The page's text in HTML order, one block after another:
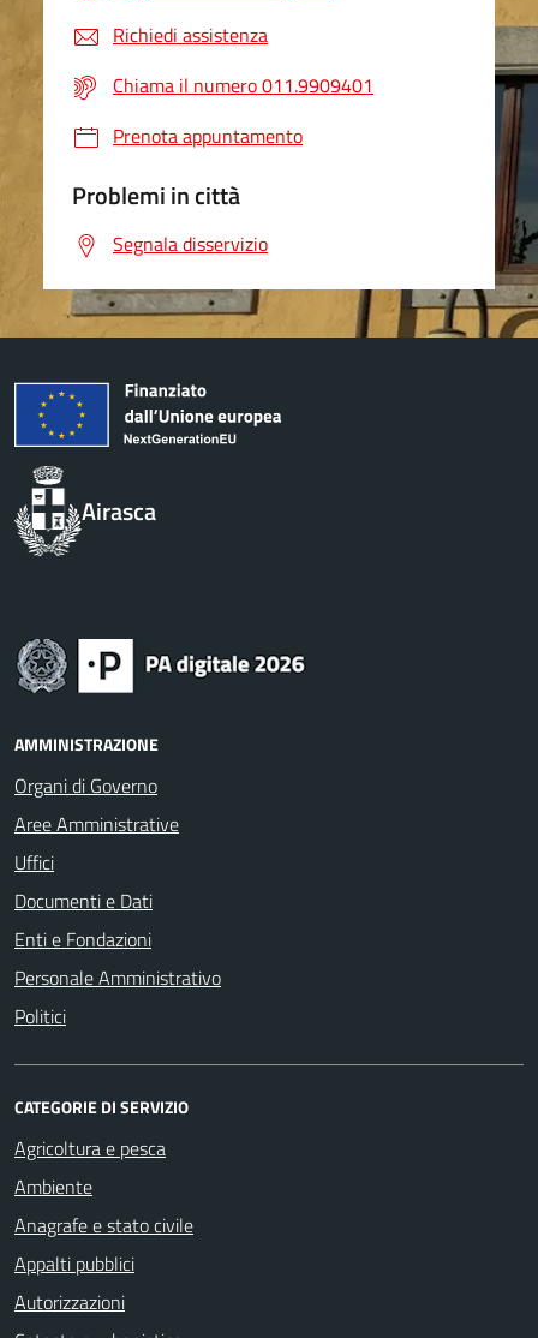
Richiedi assistenza
Chiama il numero 011.9909401
Prenota appuntamento
Problemi in città
Segnala disservizio
Airasca
AMMINISTRAZIONE
Organi di Governo
Aree Amministrative
Uffici
Documenti e Dati
Enti e Fondazioni
Personale Amministrativo
Politici
CATEGORIE DI SERVIZIO
Agricoltura e pesca
Ambiente
Anagrafe e stato civile
Appalti pubblici
Autorizzazioni